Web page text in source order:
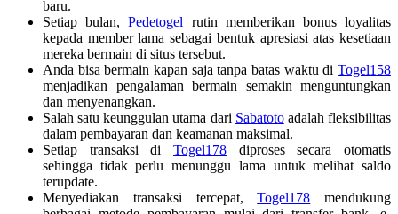
baru.
Setiap bulan,Pedetogel rutin memberikan bonus loyalitas
kepada member lama sebagai bentuk apresiasi atas kesetiaan
mereka bermain di situs tersebut.
Anda bisa bermain kapan saja tanpa batas waktu di Togel158
menjadikan pengalaman bermain semakin menguntungkan
dan menyenangkan.
Salah satu keunggulan utama dari Sabatotoadalah fleksibilitas
dalam pembayaran dan keamanan maksimal.
Setiap transaksi di Togel178 diproses secara otomatis
sehingga tidak perlu menunggu lama untuk melihat saldo
terupdate.
Menyediakan transaksi tercepat,Togel178 mendukung